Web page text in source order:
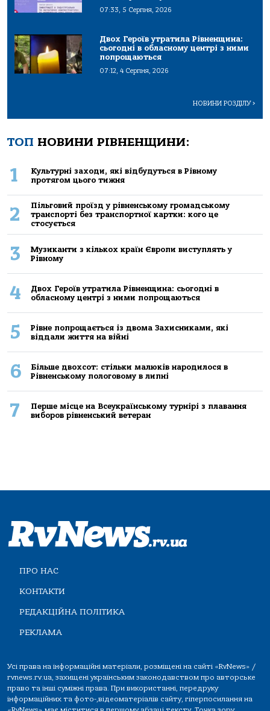
07:33, 5 Серпня, 2026
Двох Героїв утратила Рівненщина:
сьогодні в обласному центрі з ними
попрощаються
07:12, 4 Серпня, 2026
НОВИНИ РОЗДІЛУ>
ТОП НОВИНИ РІВНЕНЩИНИ:
1
Культурні заходи, які відбудуться в Рівному
протягом цього тижня
2
Пільговий проїзд у рівненському громадському
транспорті без транспортної картки: кого це
стосується
3
Музиканти з кількох країн Європи виступлять у
Рівному
4
Двох Героїв утратила Рівненщина: сьогодні в
обласному центрі з ними попрощаються
5
Рівне попрощається із двома Захисниками, які
віддали життя на війні
6
Більше двохсот: стільки малюків народилося в
Рівненському пологовому в липні
7
Перше місце на Всеукраїнському турнірі з плавання
виборов рівненський ветеран
ПРО НАС
КОНТАКТИ
РЕДАКЦІЙНА ПОЛІТИКА
РЕКЛАМА
Усі права на інформаційні матеріали, розміщені на сайті «RvNews» /
rvnews.rv.ua, захищені українським законодавством про авторське
право та інші суміжні права. При використанні, передруку
інформаційних та фото-,відеоматеріалів сайту, гіперпосилання на